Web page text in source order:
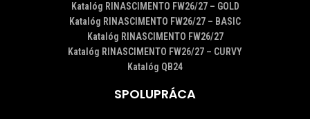
Katalóg RINASCIMENTO FW26/27 – GOLD
Katalóg RINASCIMENTO FW26/27 – BASIC
Katalóg RINASCIMENTO FW26/27
Katalóg RINASCIMENTO FW26/27 – CURVY
Katalóg QB24
SPOLUPRÁCA